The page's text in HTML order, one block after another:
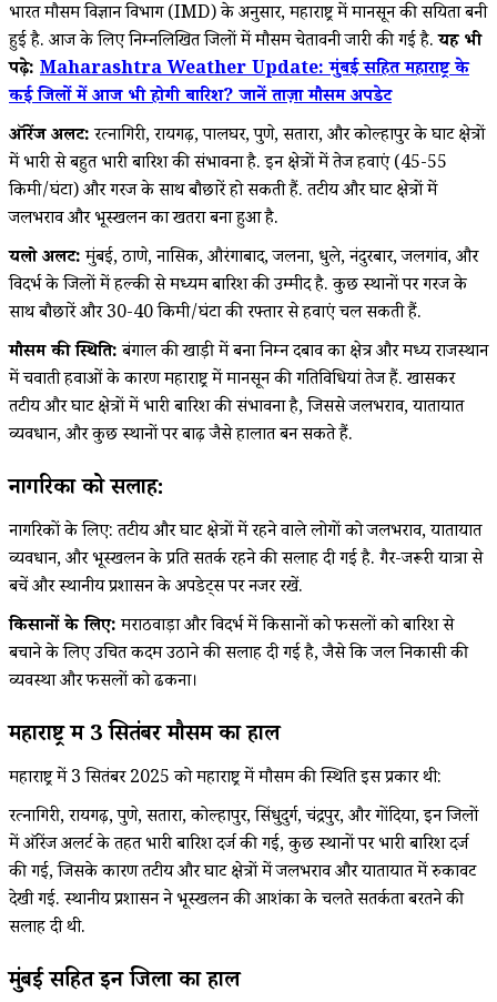
भारत मौसम विज्ञान विभाग (IMD) के अनुसार, महाराष्ट्र में मानसून की सक्रियता बनी
हुई है. आज के लिए निम्नलिखित जिलों में मौसम चेतावनी जारी की गई है.यह भी
पढ़े: Maharashtra Weather Update: मुंबई सहित महाराष्ट्र के
कई जिलों में आज भी होगी बारिश? जानें ताज़ा मौसम अपडेट
ऑरेंज अलर्ट:रत्नागिरी, रायगढ़, पालघर, पुणे, सतारा, और कोल्हापुर के घाट क्षेत्रों
में भारी से बहुत भारी बारिश की संभावना है. इन क्षेत्रों में तेज हवाएं (45-55
किमी/घंटा) और गरज के साथ बौछारें हो सकती हैं. तटीय और घाट क्षेत्रों में
जलभराव और भूस्खलन का खतरा बना हुआ है.
यलो अलर्ट:मुंबई, ठाणे, नासिक, औरंगाबाद, जलना, धुले, नंदुरबार, जलगांव, और
विदर्भ के जिलों में हल्की से मध्यम बारिश की उम्मीद है. कुछ स्थानों पर गरज के
साथ बौछारें और 30-40 किमी/घंटा की रफ्तार से हवाएं चल सकती हैं.
मौसम की स्थिति:बंगाल की खाड़ी में बना निम्न दबाव का क्षेत्र और मध्य राजस्थान
में चक्रवाती हवाओं के कारण महाराष्ट्र में मानसून की गतिविधियां तेज हैं. खासकर
तटीय और घाट क्षेत्रों में भारी बारिश की संभावना है, जिससे जलभराव, यातायात
व्यवधान, और कुछ स्थानों पर बाढ़ जैसे हालात बन सकते हैं.
नागरिकों को सलाह:
नागरिकों के लिए: तटीय और घाट क्षेत्रों में रहने वाले लोगों को जलभराव, यातायात
व्यवधान, और भूस्खलन के प्रति सतर्क रहने की सलाह दी गई है. गैर-जरूरी यात्रा से
बचें और स्थानीय प्रशासन के अपडेट्स पर नजर रखें.
किसानों के लिए:मराठवाड़ा और विदर्भ में किसानों को फसलों को बारिश से
बचाने के लिए उचित कदम उठाने की सलाह दी गई है, जैसे कि जल निकासी की
व्यवस्था और फसलों को ढकना।
महाराष्ट्र में 3 सितंबर मौसम का हाल
महाराष्ट्र में 3 सितंबर 2025 को महाराष्ट्र में मौसम की स्थिति इस प्रकार थी:
रत्नागिरी, रायगढ़, पुणे, सतारा, कोल्हापुर, सिंधुदुर्ग, चंद्रपुर, और गोंदिया, इन जिलों
में ऑरेंज अलर्ट के तहत भारी बारिश दर्ज की गई, कुछ स्थानों पर भारी बारिश दर्ज
की गई, जिसके कारण तटीय और घाट क्षेत्रों में जलभराव और यातायात में रुकावट
देखी गई. स्थानीय प्रशासन ने भूस्खलन की आशंका के चलते सतर्कता बरतने की
सलाह दी थी.
मुंबई सहित इन जिलों का हाल